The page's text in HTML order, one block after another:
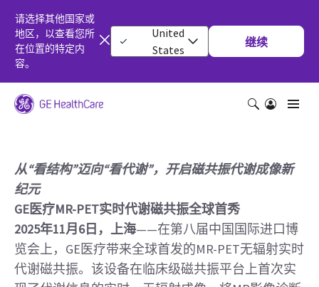
请选择其他国家或
地区，以查看您所
在位置的特定内
容。
United
States
继续
从“看结构”迈向“看代谢”，开启磁共振代谢成像新
纪元
GE医疗MR-PET实时代谢磁共振全球首秀
2025年11月6日，上海——在第八届中国国际进口博
览会上，GE医疗带来全球首发的MR-PET无辐射实时
代谢磁共振。该设备在临床级磁共振平台上首次实